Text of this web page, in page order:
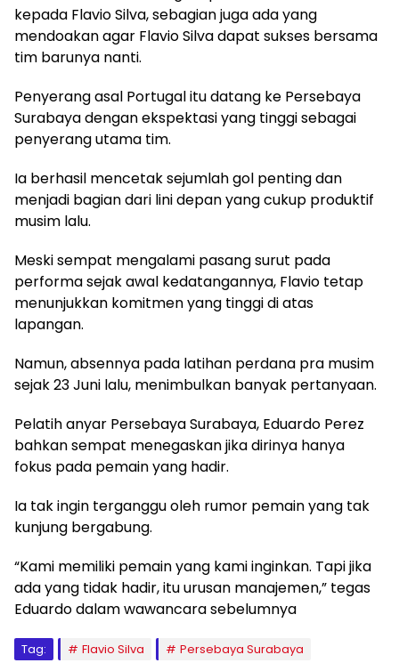
kepada Flavio Silva, sebagian juga ada yang
mendoakan agar Flavio Silva dapat sukses bersama
tim barunya nanti.
Penyerang asal Portugal itu datang ke Persebaya
Surabaya dengan ekspektasi yang tinggi sebagai
penyerang utama tim.
Ia berhasil mencetak sejumlah gol penting dan
menjadi bagian dari lini depan yang cukup produktif
musim lalu.
Meski sempat mengalami pasang surut pada
performa sejak awal kedatangannya, Flavio tetap
menunjukkan komitmen yang tinggi di atas
lapangan.
Namun, absennya pada latihan perdana pra musim
sejak 23 Juni lalu, menimbulkan banyak pertanyaan.
Pelatih anyar Persebaya Surabaya, Eduardo Perez
bahkan sempat menegaskan jika dirinya hanya
fokus pada pemain yang hadir.
Ia tak ingin terganggu oleh rumor pemain yang tak
kunjung bergabung.
“Kami memiliki pemain yang kami inginkan. Tapi jika
ada yang tidak hadir, itu urusan manajemen,” tegas
Eduardo dalam wawancara sebelumnya
Tag: Flavio Silva Persebaya Surabaya